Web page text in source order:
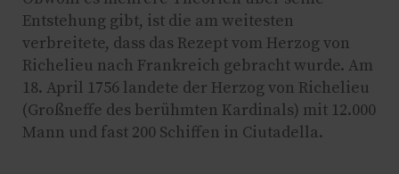
Entstehung gibt, ist die am weitesten
verbreitete, dass das Rezept vom Herzog von
Richelieu nach Frankreich gebracht wurde. Am
18. April 1756 landete der Herzog von Richelieu
(Großneffe des berühmten Kardinals) mit 12.000
Mann und fast 200 Schiffen in Ciutadella.